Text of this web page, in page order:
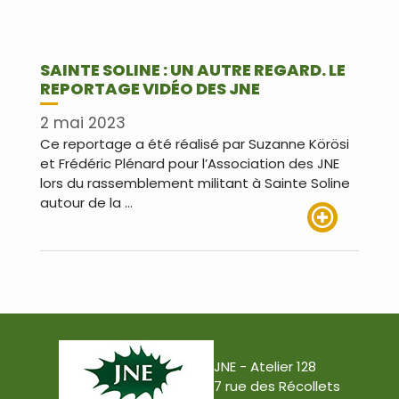
SAINTE SOLINE : UN AUTRE REGARD. LE
REPORTAGE VIDÉO DES JNE
2 mai 2023
Ce reportage a été réalisé par Suzanne Körösi
et Frédéric Plénard pour l’Association des JNE
lors du rassemblement militant à Sainte Soline
autour de la …
JNE - Atelier 128
7 rue des Récollets